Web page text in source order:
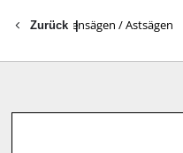
Zurück |
Kettensägen / Astsägen